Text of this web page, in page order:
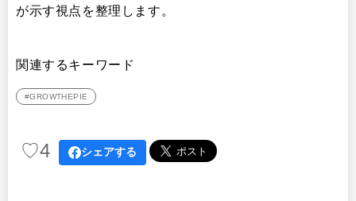
が示す視点を整理します。
関連するキーワード
#GROWTHEPIE
♡4 シェアする